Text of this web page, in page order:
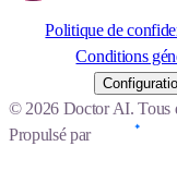
Politique de
Conditions
© 2026 Doctor AI. Tous
Propulsé par